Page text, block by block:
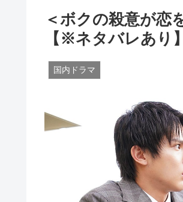
＜ボクの殺意が恋
【※ネタバレあり】
国内ドラマ